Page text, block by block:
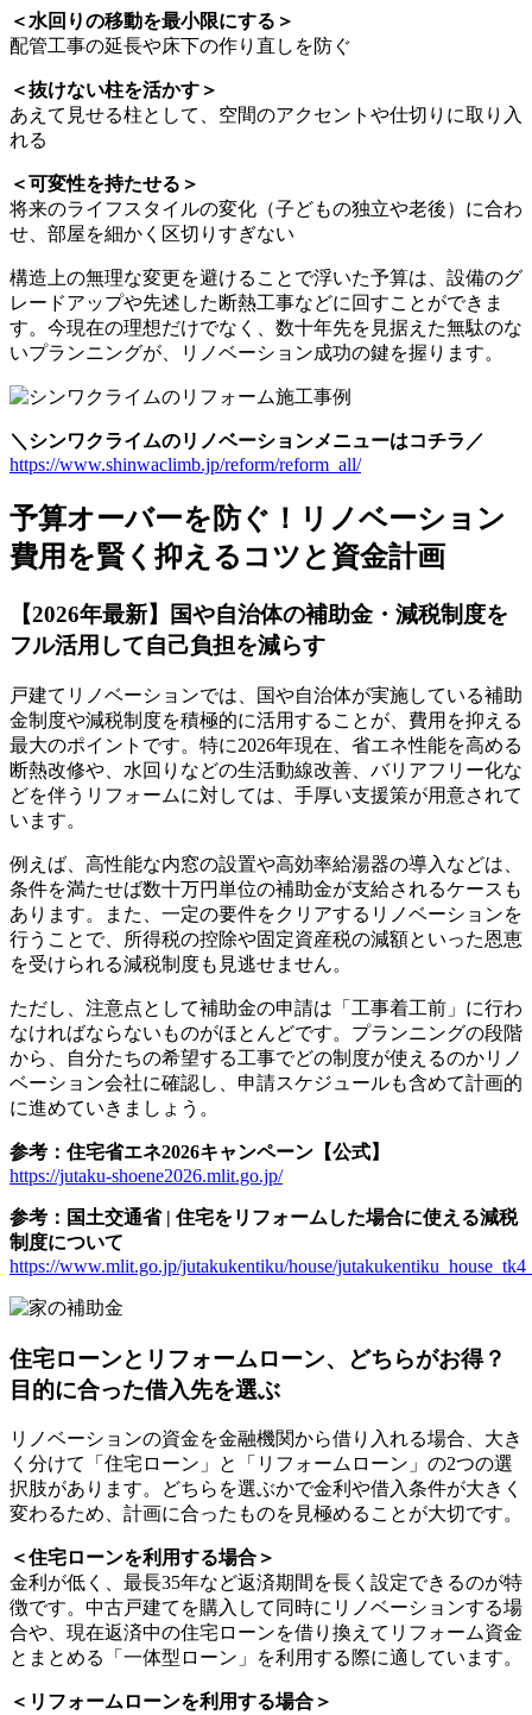
＜水回りの移動を最小限にする＞
配管工事の延長や床下の作り直しを防ぐ
＜抜けない柱を活かす＞
あえて見せる柱として、空間のアクセントや仕切りに取り入
れる
＜可変性を持たせる＞
将来のライフスタイルの変化（子どもの独立や老後）に合わ
せ、部屋を細かく区切りすぎない
構造上の無理な変更を避けることで浮いた予算は、設備のグ
レードアップや先述した断熱工事などに回すことができま
す。今現在の理想だけでなく、数十年先を見据えた無駄のな
いプランニングが、リノベーション成功の鍵を握ります。
＼シンワクライムのリノベーションメニューはコチラ／
https://www.shinwaclimb.jp/reform/reform_all/
予算オーバーを防ぐ！リノベーション
費用を賢く抑えるコツと資金計画
【2026年最新】国や自治体の補助金・減税制度を
フル活用して自己負担を減らす
戸建てリノベーションでは、国や自治体が実施している補助
金制度や減税制度を積極的に活用することが、費用を抑える
最大のポイントです。特に2026年現在、省エネ性能を高める
断熱改修や、水回りなどの生活動線改善、バリアフリー化な
どを伴うリフォームに対しては、手厚い支援策が用意されて
います。
例えば、高性能な内窓の設置や高効率給湯器の導入などは、
条件を満たせば数十万円単位の補助金が支給されるケースも
あります。また、一定の要件をクリアするリノベーションを
行うことで、所得税の控除や固定資産税の減額といった恩恵
を受けられる減税制度も見逃せません。
ただし、注意点として補助金の申請は「工事着工前」に行わ
なければならないものがほとんどです。プランニングの段階
から、自分たちの希望する工事でどの制度が使えるのかリノ
ベーション会社に確認し、申請スケジュールも含めて計画的
に進めていきましょう。
参考：住宅省エネ2026キャンペーン【公式】
https://jutaku-shoene2026.mlit.go.jp/
参考：国土交通省 | 住宅をリフォームした場合に使える減税
制度について
https://www.mlit.go.jp/jutakukentiku/house/
住宅ローンとリフォームローン、どちらがお得？
目的に合った借入先を選ぶ
リノベーションの資金を金融機関から借り入れる場合、大き
く分けて「住宅ローン」と「リフォームローン」の2つの選
択肢があります。どちらを選ぶかで金利や借入条件が大きく
変わるため、計画に合ったものを見極めることが大切です。
＜住宅ローンを利用する場合＞
金利が低く、最長35年など返済期間を長く設定できるのが特
徴です。中古戸建てを購入して同時にリノベーションする場
合や、現在返済中の住宅ローンを借り換えてリフォーム資金
とまとめる「一体型ローン」を利用する際に適しています。
＜リフォームローンを利用する場合＞